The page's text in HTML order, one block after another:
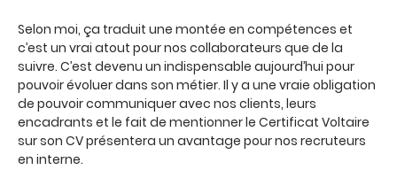
Selon moi, ça traduit une montée en compétences et
c’est un vrai atout pour nos collaborateurs que de la
suivre. C’est devenu un indispensable aujourd’hui pour
pouvoir évoluer dans son métier. Il y a une vraie obligation
de pouvoir communiquer avec nos clients, leurs
encadrants et le fait de mentionner le Certificat Voltaire
sur son CV présentera un avantage pour nos recruteurs
en interne.